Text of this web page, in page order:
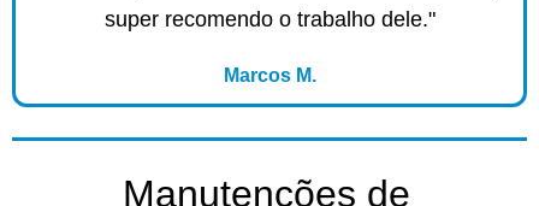
super recomendo o trabalho dele."
Marcos M.
Manutenções de